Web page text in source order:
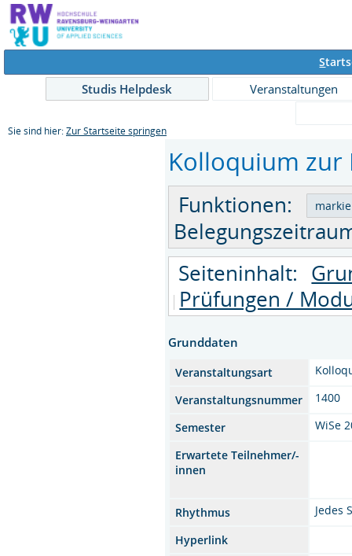
S
Studis Helpdesk
Veranstaltungen
Sie sind hier: Zur Startseite springen
Kolloquium zur
Funktionen:
Seiteninhalt:
Prüfungen /
Grunddaten
Veranstaltungsart
Veranstaltungsnummer
1400
Semester
WiSe
Erwartete Teilnehmer/-
innen
Rhythmus
Jedes
Hyperlink